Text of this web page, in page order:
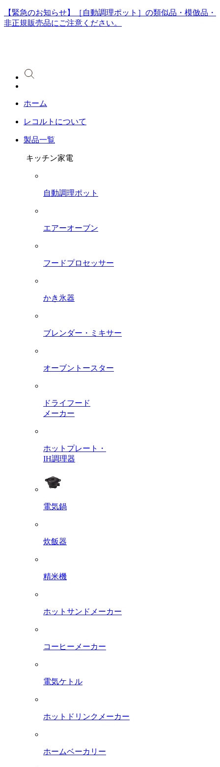
【緊急のお知らせ】［自動調理ポット］の類似品・模倣品・
非正規販売品にご注意ください。
ホーム
レコルトについて
製品一覧
キッチン家電
自動調理ポット
エアーオーブン
フードプロセッサー
かき氷器
ブレンダー・ミキサー
オーブントースター
ドライフード
メーカー
ホットプレート・
IH調理器
電気鍋
炊飯器
精米機
ホットサンドメーカー
コーヒーメーカー
電気ケトル
ホットドリンクメーカー
ホームベーカリー